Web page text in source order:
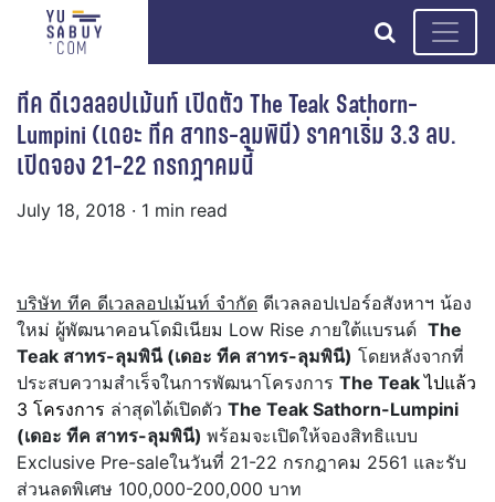
search
ทีค ดีเวลลอปเม้นท์ เปิดตัว The Teak Sathorn-
Lumpini (เดอะ ทีค สาทร-ลุมพินี) ราคาเริ่ม 3.3 ลบ.
เปิดจอง 21-22 กรกฎาคมนี้
July 18, 2018 · 1 min read
บริษัท ทีค ดีเวลลอปเม้นท์ จำกัด ดีเวลลอปเปอร์อสังหาฯ น้อง
ใหม่ ผู้พัฒนาคอนโดมิเนียม Low Rise ภายใต้แบรนด์ The
Teak สาทร-ลุมพินี (เดอะ ทีค สาทร-ลุมพินี) โดยหลังจากที่
ประสบความสำเร็จในการพัฒนาโครงการ The Teakไปแล้ว
3 โครงการ ล่าสุดได้เปิดตัว The Teak Sathorn-Lumpini
(เดอะ ทีค สาทร-ลุมพินี) พร้อมจะเปิดให้จองสิทธิแบบ
Exclusive Pre-saleในวันที่ 21-22 กรกฎาคม 2561 และรับ
ส่วนลดพิเศษ 100,000-200,000 บาท